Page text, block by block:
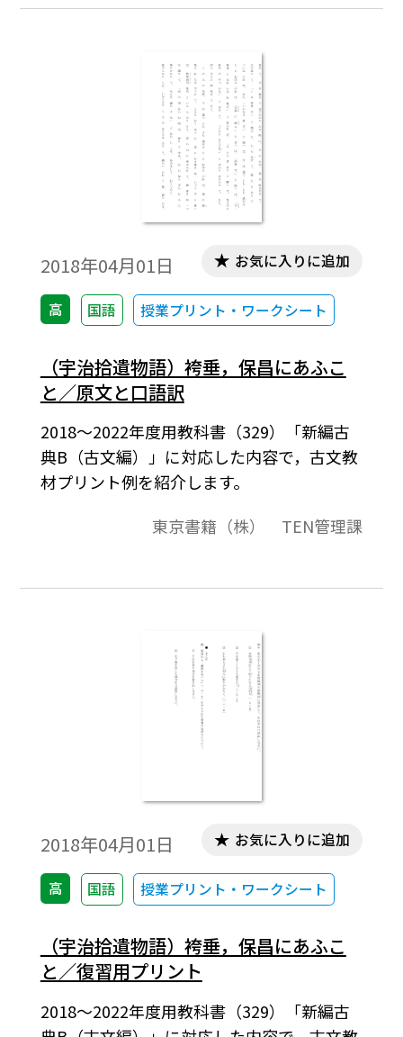
2018年04月01日
高 国語 授業プリント・ワークシート
お気に入りに追加
（宇治拾遺物語）袴垂，保昌にあふこ
と／原文と口語訳
2018～2022年度用教科書（329）「新編古
典B（古文編）」に対応した内容で，古文教
材プリント例を紹介します。
東京書籍（株） TEN管理課
2018年04月01日
高 国語 授業プリント・ワークシート
お気に入りに追加
（宇治拾遺物語）袴垂，保昌にあふこ
と／復習用プリント
2018～2022年度用教科書（329）「新編古